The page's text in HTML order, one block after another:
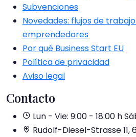
Subvenciones
Novedades: flujos de
emprendedores
Por qué Business Start EU
Política de privacidad
Aviso legal
Contacto
Lun - Vie: 9:00 - 18:00 h
Rudolf-Diesel-Strasse 11,